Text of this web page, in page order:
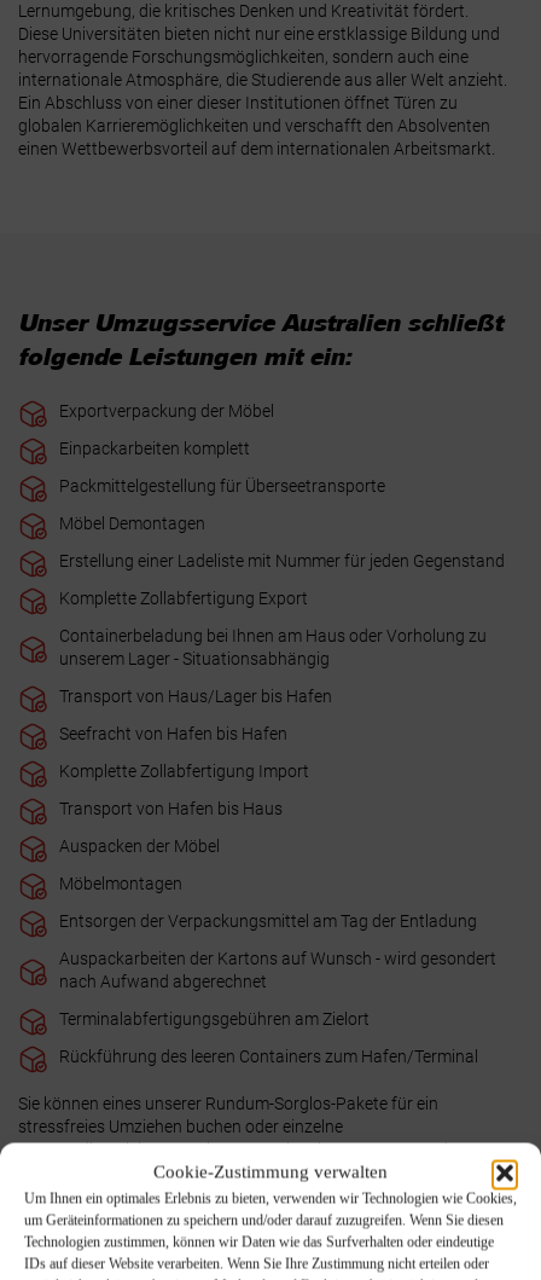
Cookie-Zustimmung verwalten
Um Ihnen ein optimales Erlebnis zu bieten, verwenden wir Technologien wie Cookies,
um Geräteinformationen zu speichern und/oder darauf zuzugreifen. Wenn Sie diesen
Technologien zustimmen, können wir Daten wie das Surfverhalten oder eindeutige
IDs auf dieser Website verarbeiten. Wenn Sie Ihre Zustimmung nicht erteilen oder
Lernumgebung, die kritisches Denken und Kreativität fördert.
Diese Universitäten bieten nicht nur eine erstklassige Bildung und
hervorragende Forschungsmöglichkeiten, sondern auch eine
internationale Atmosphäre, die Studierende aus aller Welt anzieht.
Ein Abschluss von einer dieser Institutionen öffnet Türen zu
globalen Karrieremöglichkeiten und verschafft den Absolventen
einen Wettbewerbsvorteil auf dem internationalen Arbeitsmarkt.
Unser Umzugsservice Australien schließt
folgende Leistungen mit ein:
Exportverpackung der Möbel
Einpackarbeiten komplett
Packmittelgestellung für Überseetransporte
Möbel Demontagen
Erstellung einer Ladeliste mit Nummer für jeden Gegenstand
Komplette Zollabfertigung Export
Containerbeladung bei Ihnen am Haus oder Vorholung zu
unserem Lager - Situationsabhängig
Transport von Haus/Lager bis Hafen
Seefracht von Hafen bis Hafen
Komplette Zollabfertigung Import
Transport von Hafen bis Haus
Auspacken der Möbel
Möbelmontagen
Entsorgen der Verpackungsmittel am Tag der Entladung
Auspackarbeiten der Kartons auf Wunsch - wird gesondert
nach Aufwand abgerechnet
Terminalabfertigungsgebühren am Zielort
Rückführung des leeren Containers zum Hafen/Terminal
Sie können eines unserer Rundum-Sorglos-Pakete für ein
stressfreies Umziehen buchen oder einzelne
Umzugsdienstleistungen in Anspruch nehmen. Ergänzend zu
unseren bereits genannten Umzugsleistungen bieten wir Ihnen noch
spezielle Service- und Zusatzleistungen für Umzüge jeglicher Art an.
Fragen Sie uns einfachund wir finden schnell gemeinsam die
optimale Lösung für jede noch so kleine oder große
Umzugsherausforderung. Stellen Sie uns eine Anfrage und wir